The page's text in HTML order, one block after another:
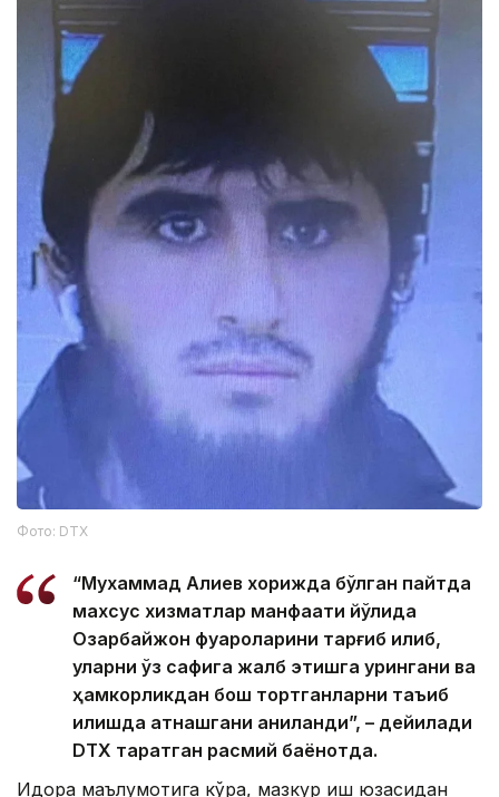
Фото: DTX
“Мухаммад Алиев хорижда бўлган пайтда
махсус хизматлар манфаати йўлида
Озарбайжон фуқароларини тарғиб қилиб,
уларни ўз сафига жалб этишга урингани ва
ҳамкорликдан бош тортганларни таъқиб
қилишда қатнашгани аниқланди”, – дейилади
DTX тарқатган расмий баёнотда.
Идора маълумотига кўра, мазкур иш юзасидан